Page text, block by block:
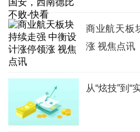
商业航天板
涨 视焦点讯
从“炫技”到“